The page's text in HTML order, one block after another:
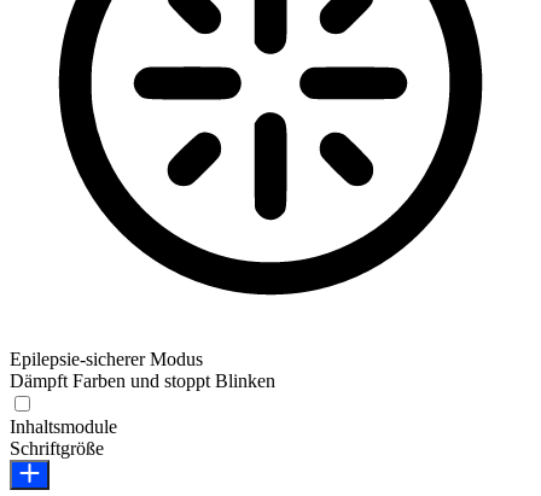
Epilepsie-sicherer Modus
Dämpft Farben und stoppt Blinken
Inhaltsmodule
Schriftgröße